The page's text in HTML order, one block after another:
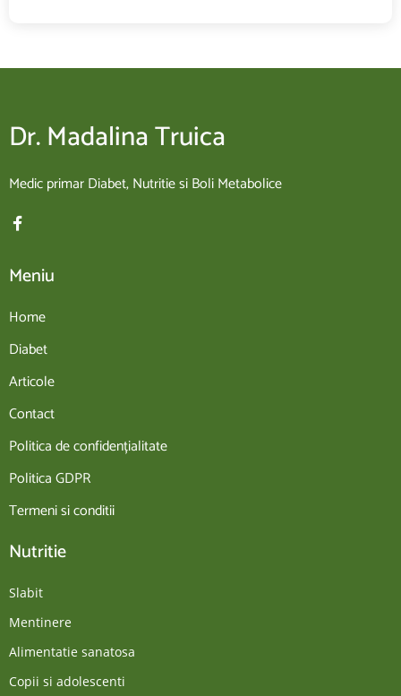
Dr. Madalina Truica
Medic primar Diabet, Nutritie si Boli Metabolice
Meniu
Home
Diabet
Articole
Contact
Politica de confidențialitate
Politica GDPR
Termeni si conditii
Nutritie
Slabit
Mentinere
Alimentatie sanatosa
Copii si adolescenti